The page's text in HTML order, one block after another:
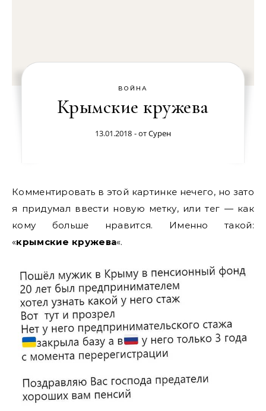
ВОЙНА
Крымские кружева
13.01.2018 - отСурен
Комментировать в этой картинке нечего, но зато
я придумал ввести новую метку, или тег — как
кому больше нравится. Именно такой:
«крымские кружева«.